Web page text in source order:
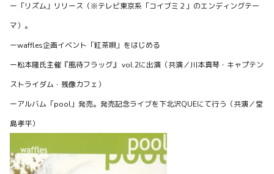
2025年4月12日昼ギタポ（GPR53）出演します
GPR53 4/12(土)＠京王堀之内time Tokyo ☀️昼 川島健太朗
クマガイケイチ 杉本清隆 ...
0
waffles officialがBitfanを更新しました
ー「リズム」リリース（※テレビ東京系「コイブミ２」のエンディングテー
マ）。
ーwaffles企画イベント「紅茶唄」をはじめる
ー松本隆氏主催『風待フラッグ』 vol.2に出演（共演／川本真琴・キャプテン
ストライダム・残像カフェ）
ーアルバム「pool」発売。発売記念ライブを下北沢QUEにて行う（共演／堂
島孝平）